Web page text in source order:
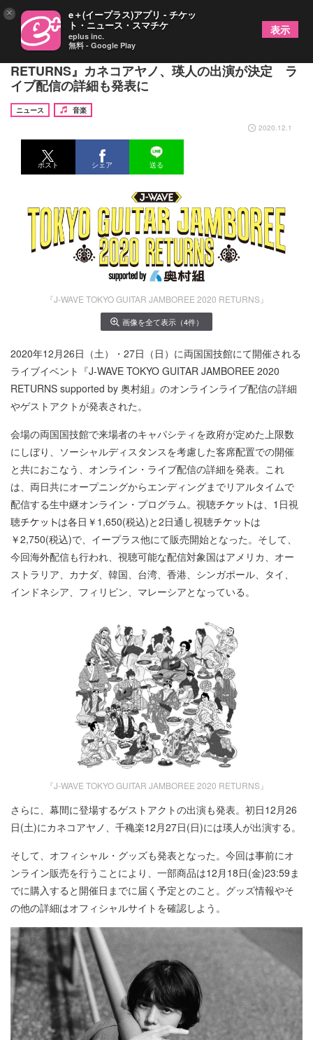
『J-WAVE TOKYO GUITAR JAMBOREE 2020
RETURNS』カネコアヤノ、瑛人の出演が決定 ラ
イブ配信の詳細も発表に
ニュース
音楽
2020.12.1
ポスト シェア 送る
『J-WAVE TOKYO GUITAR JAMBOREE 2020 RETURNS』
画像を全て表示（4件）
2020年12月26日（土）・27日（日）に両国国技館にて開催される
ライブイベント『J-WAVE TOKYO GUITAR JAMBOREE 2020
RETURNS supported by 奥村組』のオンラインライブ配信の詳細
やゲストアクトが発表された。
会場の両国国技館で来場者のキャパシティを政府が定めた上限数
にしぼり、ソーシャルディスタンスを考慮した客席配置での開催
と共におこなう、オンライン・ライブ配信の詳細を発表。これ
は、両日共にオープニングからエンディングまでリアルタイムで
配信する生中継オンライン・プログラム。視聴
は、1日視
聴
は各日￥1,650(税込)と2日通し視聴
は
￥2,750(税込)で、イープラス他にて販売開始となった。そして、
今回海外配信も行われ、視聴可能な配信対象国はアメリカ、オー
ストラリア、カナダ、韓国、台湾、香港、シンガポール、タイ、
インドネシア、フィリピン、マレーシアとなっている。
『J-WAVE TOKYO GUITAR JAMBOREE 2020 RETURNS』
さらに、幕間に登場するゲストアクトの出演も発表。初日12月26
日(土)にカネコアヤノ、千穐楽12月27日(日)には瑛人が出演する。
そして、オフィシャル・グッズも発表となった。今回は事前にオ
ンライン販売を行うことにより、一部商品は12月18日(金)23:59ま
でに購入すると開催日までに届く予定とのこと。グッズ情報やそ
の他の詳細はオフィシャルサイトを確認しよう。
× e＋(イープラス)アプリ - チケッ
ト・ニュース・スマチケ
eplus inc.
無料 - Google Play
表示